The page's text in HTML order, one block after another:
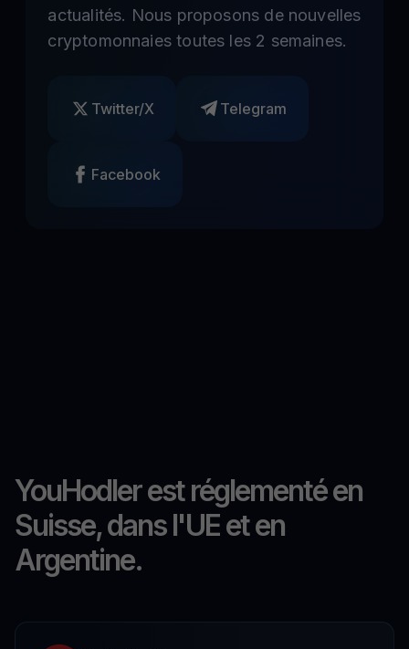
actualités. Nous proposons de nouvelles
cryptomonnaies toutes les 2 semaines.
Twitter/X Telegram
Facebook
YouHodler est réglementé en
Suisse, dans l'UE et en
Argentine.